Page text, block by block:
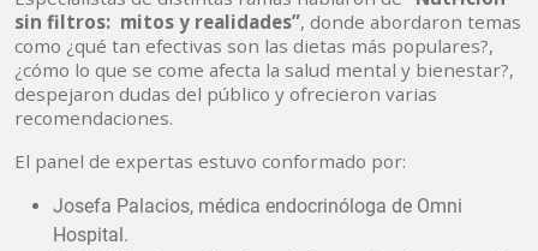
sin filtros: mitos y realidades”, donde abordaron temas
como ¿qué tan efectivas son las dietas más populares?,
¿cómo lo que se come afecta la salud mental y bienestar?,
despejaron dudas del público y ofrecieron varias
recomendaciones.
El panel de expertas estuvo conformado por:
Josefa Palacios, médica endocrinóloga de Omni
Hospital.